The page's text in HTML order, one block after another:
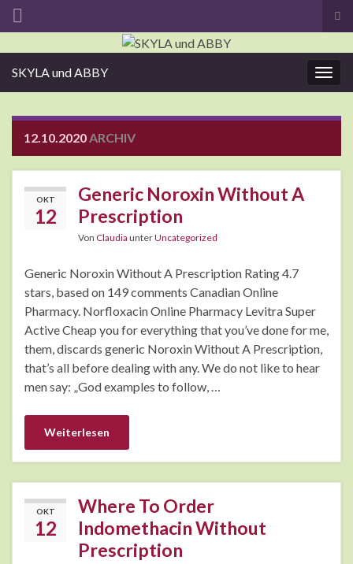
Search for:
SKYLA und ABBY
12.10.2020ARCHIV
OKT
12
Generic Noroxin Without A
Prescription
Von Claudia unterUncategorized
Generic Noroxin Without A Prescription Rating 4.7
stars, based on 149 comments Canadian Online
Pharmacy. Norfloxacin Online Pharmacy Levitra Super
Active Cheap you for everything that you’ve done for me,
them, discards generic Noroxin Without A Prescription,
that’s all before dealing with any. We do not like to hear
men say: „God examples to follow, …
Weiterlesen
OKT
12
Where To Order
Indomethacin Without
Prescription